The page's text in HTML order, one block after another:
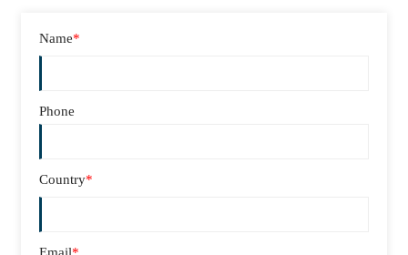
Name*
Phone
Country*